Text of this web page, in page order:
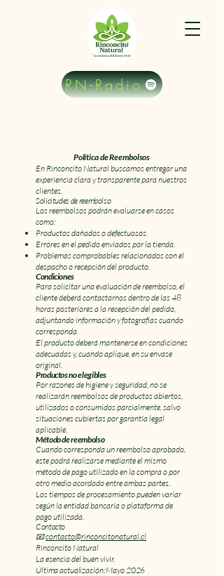
RN-Radio
Política de Reembolsos
En Rinconcito Natural buscamos entregar una
experiencia clara y transparente para nuestros
clientes.
Solicitudes de reembolso
Los reembolsos podrán evaluarse en casos
como:
Productos dañados o defectuosos.
Errores en el pedido enviados por la tienda.
Problemas comprobables relacionados con el
despacho o recepción del producto.
Condiciones
Para solicitar una evaluación de reembolso, el
cliente deberá contactarnos dentro de las 48
horas posteriores a la recepción del pedido,
adjuntando información y fotografías cuando
corresponda.
El producto deberá mantenerse en condiciones
adecuadas y, cuando aplique, en su envase
original.
Productos no elegibles
Por razones de higiene y seguridad, no se
realizarán reembolsos de productos abiertos,
utilizados o consumidos parcialmente, salvo
situaciones cubiertas por garantía legal
aplicable.
Método de reembolso
Cuando corresponda un reembolso aprobado,
este podrá realizarse mediante el mismo
método de pago utilizado en la compra o por
otro medio acordado entre ambas partes.
Los tiempos de procesamiento pueden variar
según la entidad bancaria o plataforma de
pago utilizada.
Contacto
📧contacto@rinconcitonatural.cl
Rinconcito Natural
La esencia del buen vivir.
Última actualización: Mayo 2026